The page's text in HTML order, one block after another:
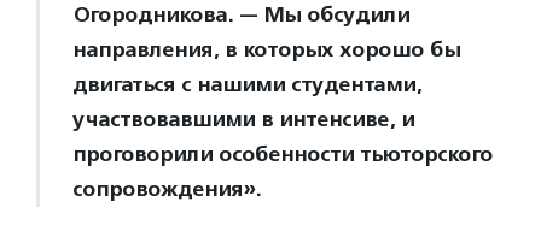
Огородникова. — Мы обсудили
направления, в которых хорошо бы
двигаться с нашими студентами,
участвовавшими в интенсиве, и
проговорили особенности тьюторского
сопровождения».